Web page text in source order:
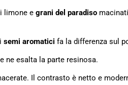
limone e grani del paradiso
semi aromatici fa la differenza sul
ne esalta la parte resinosa.
Il contrasto è netto e